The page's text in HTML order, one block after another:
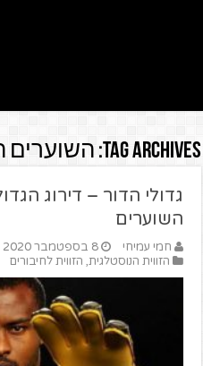
Tag Archives: השוערים
גדולי הדור – דירוג
השוערים
חמי עמיחי
8 בספטמבר 2020
הזווית הנוסטלגית, הזווית לחיבורים